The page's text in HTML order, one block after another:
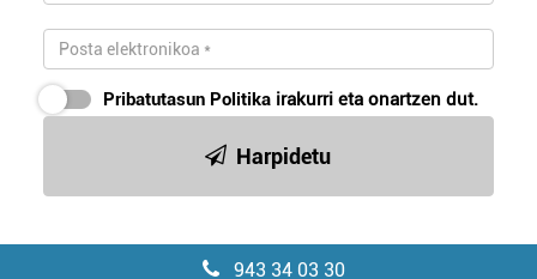
Pribatutasun Politika irakurri eta onartzen dut.
Harpidetu
943 34 03 30